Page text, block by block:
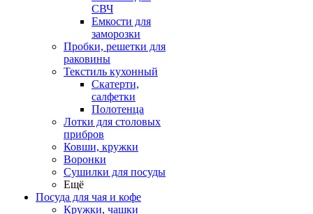
СВЧ
Емкости для
заморозки
Пробки, решетки для
раковины
Текстиль кухонный
Скатерти,
салфетки
Полотенца
Лотки для столовых
прибров
Ковши, кружки
Воронки
Сушилки для посуды
Ещё
Посуда для чая и кофе
Кружки, чашки